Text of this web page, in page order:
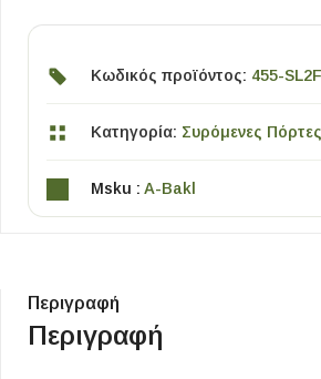
Κωδικός προϊόντος: 455-
Κατηγορία: Συρόμενες Πόρτες
Msku : A-Bakl
Περιγραφή
Περιγραφή